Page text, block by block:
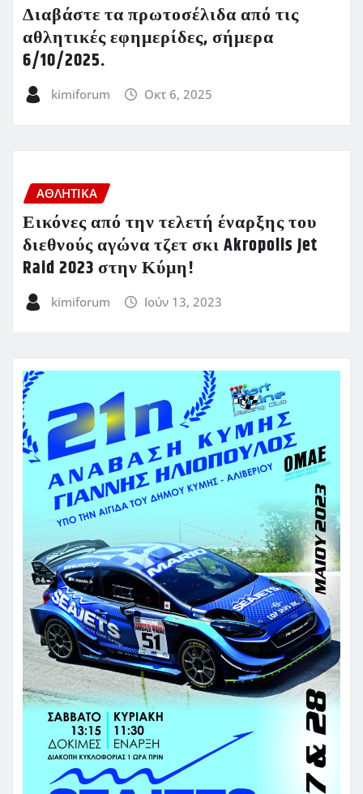
Διαβάστε τα πρωτοσέλιδα από τις
αθλητικές εφημερίδες, σήμερα
6/10/2025.
kimiforum Οκτ 6, 2025
ΑΘΛΗΤΙΚΑ
Εικόνες από την τελετή έναρξης του
διεθνούς αγώνα τζετ σκι Akropolis Jet
Raid 2023 στην Κύμη!
kimiforum Ιούν 13, 2023